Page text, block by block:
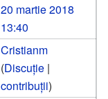
20 martie 2018
13:40
Cristianm
(Discuție |
contribuții)